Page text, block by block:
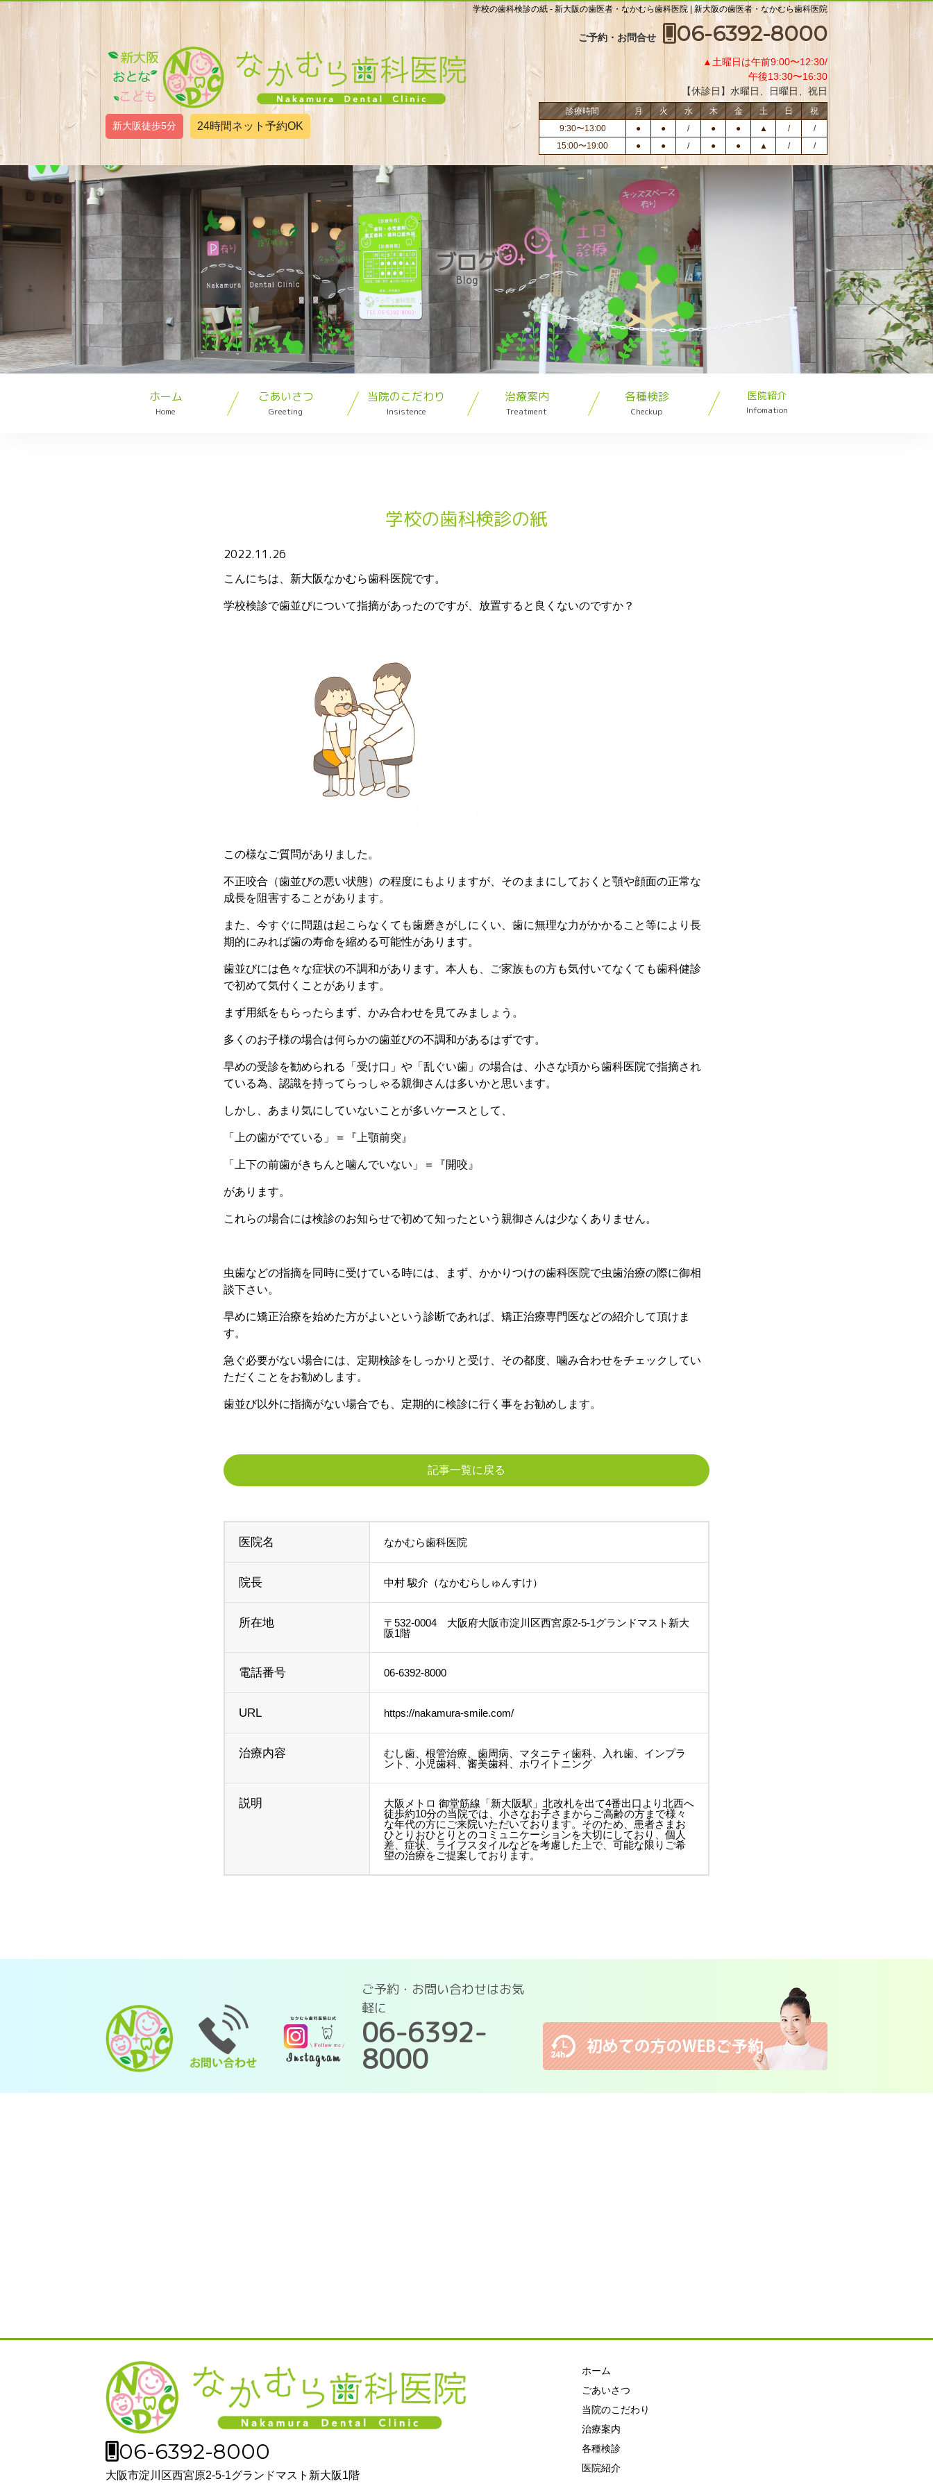
学校の歯科検診の紙 - 新大阪の歯医者・なかむら歯科医院 | 新大阪の歯医者・なかむら歯科医院
新大阪徒歩5分 24時間ネット予約OK
ご予約・お問合せ 06-6392-8000
▲土曜日は午前9:00〜12:30/
午後13:30〜16:30
【休診日】水曜日、日曜日、祝日
診療時間 月 火 水 木 金 土 日
祝
9:30〜13:00
● ● / ● ● ▲ /
/
15:00〜19:00
● ● / ● ● ▲ / /
ブログ
Blog
ホーム
Home
ごあいさつ
Greeting
当院のこだわり
Insistence
治療案内
Treatment
各種検診
Checkup
医院紹介
Infomation
学校の歯科検診の紙
2022.11.26
こんにちは、新大阪なかむら歯科医院です。
学校検診で歯並びについて指摘があったのですが、放置すると良くないのですか？
この様なご質問がありました。
不正咬合（歯並びの悪い状態）の程度にもよりますが、そのままにしておくと顎や顔面の正常な
成長を阻害することがあります。
また、今すぐに問題は起こらなくても歯磨きがしにくい、歯に無理な力がかかること等により長
期的にみれば歯の寿命を縮める可能性があります。
歯並びには色々な症状の不調和があります。本人も、ご家族もの方も気付いてなくても歯科健診
で初めて気付くことがあります。
まず用紙をもらったらまず、かみ合わせを見てみましょう。
多くのお子様の場合は何らかの歯並びの不調和があるはずです。
早めの受診を勧められる「受け口」や「乱ぐい歯」の場合は、小さな頃から歯科医院で指摘され
ている為、認識を持ってらっしゃる親御さんは多いかと思います。
しかし、あまり気にしていないことが多いケースとして、
「上の歯がでている」＝『上顎前突』
「上下の前歯がきちんと噛んでいない」＝『開咬』
があります。
これらの場合には検診のお知らせで初めて知ったという親御さんは少なくありません。
虫歯などの指摘を同時に受けている時には、まず、かかりつけの歯科医院で虫歯治療の際に御相
談下さい。
早めに矯正治療を始めた方がよいという診断であれば、矯正治療専門医などの紹介して頂けま
す。
急ぐ必要がない場合には、定期検診をしっかりと受け、その都度、噛み合わせをチェックしてい
ただくことをお勧めします。
歯並び以外に指摘がない場合でも、定期的に検診に行く事をお勧めします。
記事一覧に戻る
医院名 なかむら歯科医院
院長 中村 駿介（なかむらしゅんすけ）
所在地
〒532-0004 大阪府大阪市淀川区西宮原2-5-1グランドマスト新大
阪1階
電話番号 06-6392-8000
URL https://nakamura-smile.com/
治療内容
むし歯、根管治療、歯周病、マタニティ歯科、入れ歯、インプラ
ント、小児歯科、審美歯科、ホワイトニング
説明
大阪メトロ 御堂筋線「新大阪駅」北改札を出て4番出口より北西へ
徒歩約10分の当院では、小さなお子さまからご高齢の方まで様々
な年代の方にご来院いただいております。そのため、患者さまお
ひとりおひとりとのコミュニケーションを大切にしており、個人
差、症状、ライフスタイルなどを考慮した上で、可能な限りご希
望の治療をご提案しております。
ご予約・お問い合わせはお気
軽に
06-6392-
8000
06-6392-8000
大阪市淀川区西宮原2-5-1グランドマスト新大阪1階
ホーム
ごあいさつ
当院のこだわり
治療案内
各種検診
医院紹介